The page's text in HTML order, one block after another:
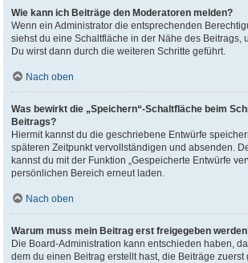
Wie kann ich Beiträge den Moderatoren melden?
Wenn ein Administrator die entsprechenden
siehst du eine Schaltfläche in der Nähe des Beitrags,
Du wirst dann durch die weiteren Schritte geführt.
Nach oben
Was bewirkt die „Speichern“-Schaltfläche beim
Beitrags?
Hiermit kannst du die geschriebene Entwürfe
späteren Zeitpunkt vervollständigen und absenden.
kannst du mit der Funktion „Gespeicherte Entwürfe
persönlichen Bereich erneut laden.
Nach oben
Warum muss mein Beitrag erst freigegeben
Die Board-Administration kann entschieden haben,
dem du einen Beitrag erstellt hast, die Beiträge zuerst